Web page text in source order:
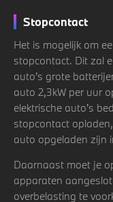
Stopcontact
Het is mogelijk om
stopcontact. Dit zal
auto’s grote
auto 2,3kW per uur
elektrische auto’s
stopcontact
auto opgeladen
Daarnaast moet je
apparaten
overbelasting te